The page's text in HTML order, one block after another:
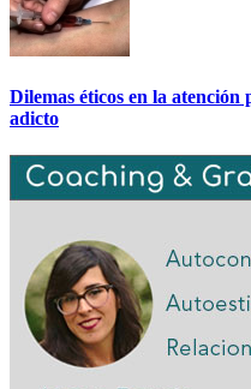
Dilemas éticos en la atención
adicto